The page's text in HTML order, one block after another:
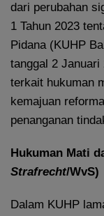
dari perubahan
1 Tahun 2023
Pidana (KUHP
tanggal 2
terkait hukuman
kemajuan
penanganan
Hukuman Mati
Strafrecht/WvS)
Dalam KUHP